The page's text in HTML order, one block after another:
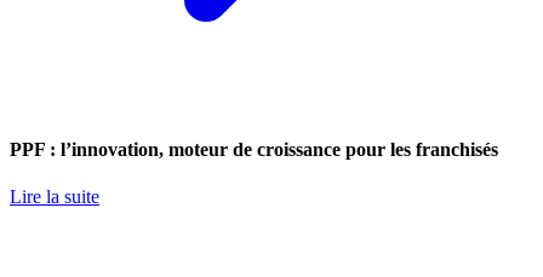
PPF : l’innovation, moteur de croissance pour les franchisés
Lire la suite